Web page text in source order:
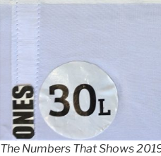
The Numbers That Shows